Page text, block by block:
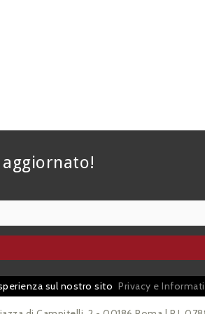
sul nostro sito Privacy e